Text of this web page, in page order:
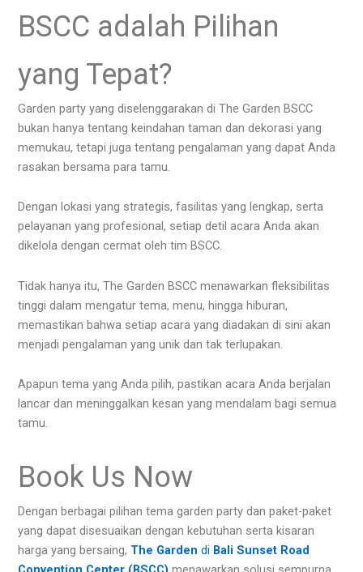
BSCC adalah Pilihan
yang Tepat?
Garden party yang diselenggarakan di The Garden BSCC
bukan hanya tentang keindahan taman dan dekorasi yang
memukau, tetapi juga tentang pengalaman yang dapat Anda
rasakan bersama para tamu.
Dengan lokasi yang strategis, fasilitas yang lengkap, serta
pelayanan yang profesional, setiap detil acara Anda akan
dikelola dengan cermat oleh tim BSCC.
Tidak hanya itu, The Garden BSCC menawarkan fleksibilitas
tinggi dalam mengatur tema, menu, hingga hiburan,
memastikan bahwa setiap acara yang diadakan di sini akan
menjadi pengalaman yang unik dan tak terlupakan.
Apapun tema yang Anda pilih, pastikan acara Anda berjalan
lancar dan meninggalkan kesan yang mendalam bagi semua
tamu.
Book Us Now
Dengan berbagai pilihan tema garden party dan paket-paket
yang dapat disesuaikan dengan kebutuhan serta kisaran
harga yang bersaing, The Garden di Bali Sunset Road